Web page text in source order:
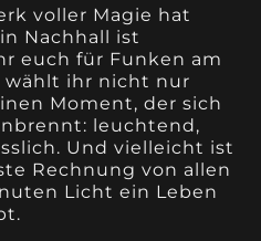
voller Magie hat
Nachhall ist
euch für Funken am
wählt ihr nicht nur
Moment, der sich
leuchtend,
Und vielleicht ist
Rechnung von allen
Licht ein Leben